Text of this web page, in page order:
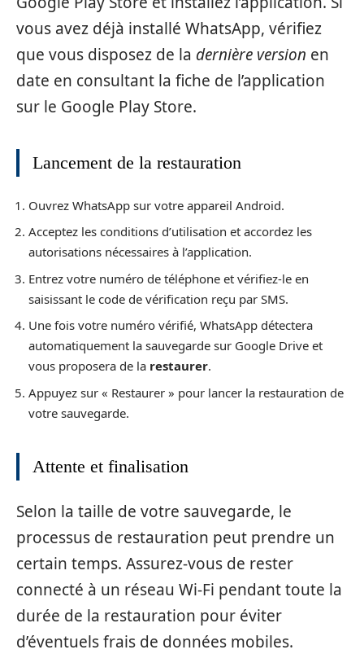
vous avez déjà installé WhatsApp, vérifiez
que vous disposez de la dernière version en
date en consultant la fiche de l’application
sur le Google Play Store.
Lancement de la restauration
Ouvrez WhatsApp sur votre appareil Android.
Acceptez les conditions d’utilisation et accordez les
autorisations nécessaires à l’application.
Entrez votre numéro de téléphone et vérifiez-le en
saisissant le code de vérification reçu par SMS.
Une fois votre numéro vérifié, WhatsApp détectera
automatiquement la sauvegarde sur Google Drive et
vous proposera de la restaurer.
Appuyez sur « Restaurer » pour lancer la restauration de
votre sauvegarde.
Attente et finalisation
Selon la taille de votre sauvegarde, le
processus de restauration peut prendre un
certain temps. Assurez-vous de rester
connecté à un réseau Wi-Fi pendant toute la
durée de la restauration pour éviter
d’éventuels frais de données mobiles.